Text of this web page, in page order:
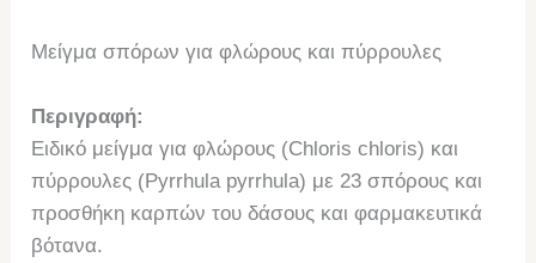
Μείγμα σπόρων για φλώρους και πύρρουλες
Περιγραφή:
Ειδικό μείγμα για φλώρους (Chloris chloris) και
πύρρουλες (Pyrrhula pyrrhula) με 23 σπόρους και
προσθήκη καρπών του δάσους και φαρμακευτικά
βότανα.